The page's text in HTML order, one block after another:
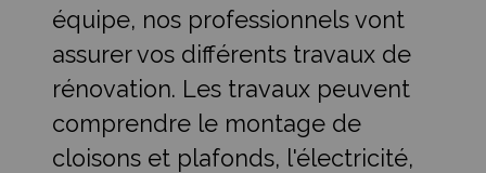
équipe, nos professionnels vont
assurer vos différents travaux de
rénovation. Les travaux peuvent
comprendre le montage de
cloisons et plafonds, l'électricité,